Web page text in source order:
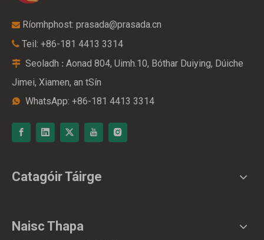
 Ríomhphost: prasada@prasada.cn
 Teil: +86-181 4413 3314
 Seoladh : Aonad 804, Uimh.10, Bóthar Duiying, Dúiche
Jimei, Xiamen, an tSín
 WhatsApp: +86-181 4413 3314
Catagóir Táirge
Naisc Thapa